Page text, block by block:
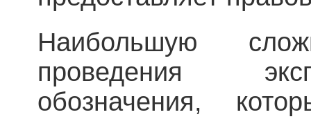
Наибольшую
проведения
обозначения,